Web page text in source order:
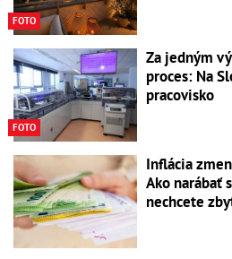
FOTO
FOTO
Za jedným
proces: Na
pracovisko
Inflácia
Ako narábať
nechcete